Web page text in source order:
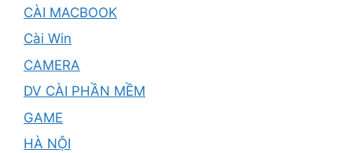
CÀI MACBOOK
Cài Win
CAMERA
DV CÀI PHẦN MỀM
GAME
HÀ NỘI